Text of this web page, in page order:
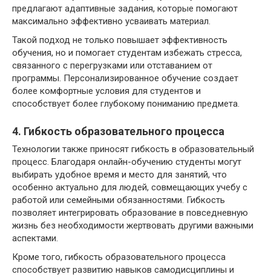
предлагают адаптивные задания, которые помогают
максимально эффективно усваивать материал.
Такой подход не только повышает эффективность
обучения, но и помогает студентам избежать стресса,
связанного с перегрузками или отставанием от
программы. Персонализированное обучение создает
более комфортные условия для студентов и
способствует более глубокому пониманию предмета.
4. Гибкость образовательного процесса
Технологии также приносят гибкость в образовательный
процесс. Благодаря онлайн-обучению студенты могут
выбирать удобное время и место для занятий, что
особенно актуально для людей, совмещающих учебу с
работой или семейными обязанностями. Гибкость
позволяет интегрировать образование в повседневную
жизнь без необходимости жертвовать другими важными
аспектами.
Кроме того, гибкость образовательного процесса
способствует развитию навыков самодисциплины и